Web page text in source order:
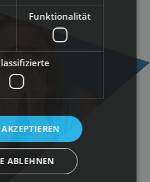
Funktionalität
ABLEHNEN